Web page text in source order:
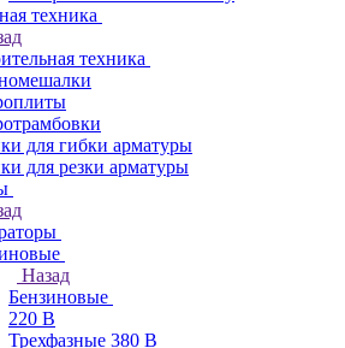
техника
техника
для гибки арматуры
для резки арматуры
Назад
Бензиновые
220 В
Трехфазные 380 В